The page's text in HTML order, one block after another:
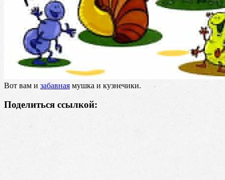
Вот вам и забавная мушка и кузнечики.
Поделиться ссылкой: